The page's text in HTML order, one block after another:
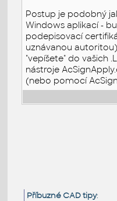
Postup je podobný
Windows aplikací -
podepisovací
uznávanou
"vepíšete" do vašich
nástroje
(nebo pomocí
Příbuzné CAD tipy: